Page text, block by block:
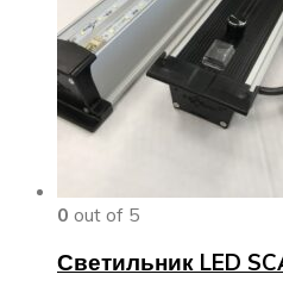
0 out of 5
Светильник LED